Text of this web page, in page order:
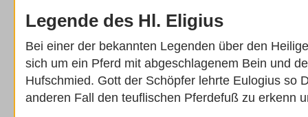
Legende des Hl. Eligius
Bei einer der bekannten Legenden über den
sich um ein Pferd mit abgeschlagenem Bein und
Hufschmied. Gott der Schöpfer lehrte Eulogius so
anderen Fall den teuflischen Pferdefuß zu erkenn